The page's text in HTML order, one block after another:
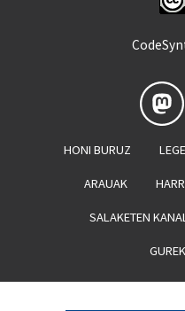
HONI BURUZ
ARAUAK
SALAKETEN